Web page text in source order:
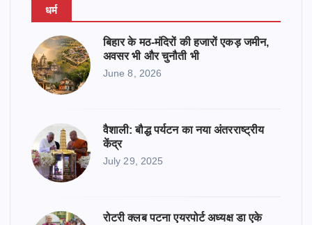
धर्म
बिहार के मठ-मंदिरों की हजारों एकड़ जमीन,
अवसर भी और चुनौती भी
June 8, 2026
वैशाली: बौद्ध पर्यटन का नया अंतरराष्ट्रीय
केंद्र
July 29, 2025
रोटरी क्लब पटना एयरपोर्ट अध्यक्ष डा एके